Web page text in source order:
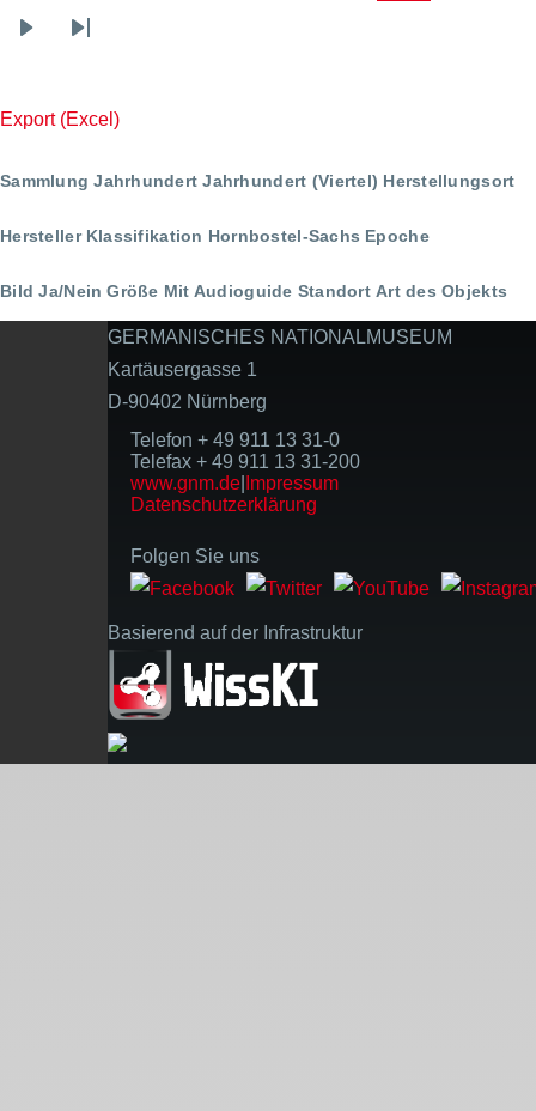
Seite
Seite
NächsteLetzte
Export (Excel)
Sammlung Jahrhundert Jahrhundert (Viertel) Herstellungsort
Hersteller Klassifikation Hornbostel-Sachs Epoche
Bild Ja/Nein Größe Mit Audioguide Standort Art des Objekts
GERMANISCHES NATIONALMUSEUM
Kartäusergasse 1
D-90402 Nürnberg
Telefon + 49 911 13 31-0
Telefax + 49 911 13 31-200
www.gnm.de Impressum
Datenschutzerklärung
Folgen Sie uns
Basierend auf der Infrastruktur